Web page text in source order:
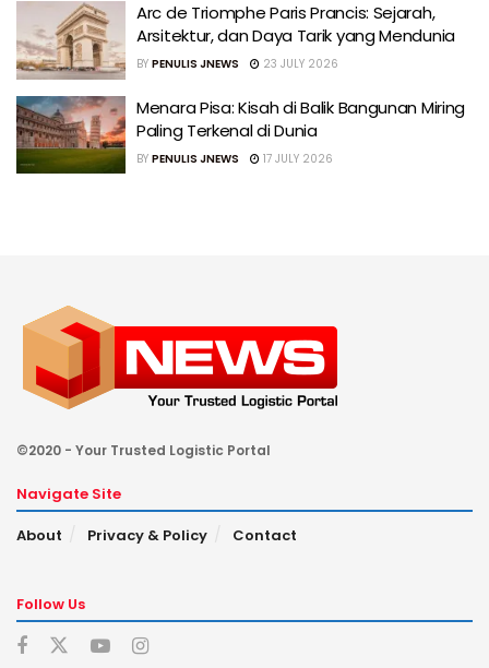
Arc de Triomphe Paris Prancis: Sejarah,
Arsitektur, dan Daya Tarik yang Mendunia
BY PENULIS JNEWS 23 JULY 2026
Menara Pisa: Kisah di Balik Bangunan Miring
Paling Terkenal di Dunia
BY PENULIS JNEWS 17 JULY 2026
©2020 - Your Trusted Logistic Portal
Navigate Site
About
Privacy & Policy Contact
Follow Us